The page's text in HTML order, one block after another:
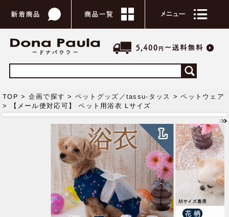
TOP > 企画で探す > ペットグッズ／tassu-タッス >ペットウェア
> 【メール便対応可】 ペット用浴衣 Lサイズ